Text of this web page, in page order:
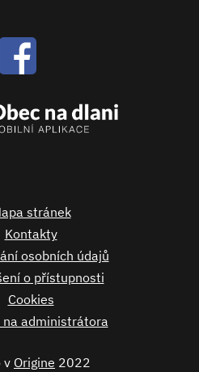
stránek
Kontakty
osobních údajů
o přístupnosti
Cookies
na administrátora
v Origine 2022